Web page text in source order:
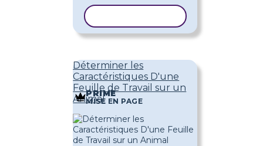
Déterminer les
Caractéristiques D'une
Feuille de Travail sur un
Animal
PRIME
MISE EN PAGE